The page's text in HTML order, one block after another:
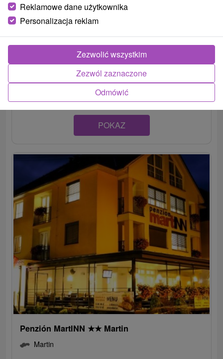
Chata Nezábudka Martin
Útulne zariadená chatka v krásnom prostredí Malej Fatry,
v chatovej osade v blízkosti miest Vrútky a Martin...
POKAZ
Penzión MartINN ★★ Martin
Martin
Reklamowe dane użytkownika
Personalizacja reklam
Odmówić
Zezwól zaznaczone
Zezwolić wszystkim